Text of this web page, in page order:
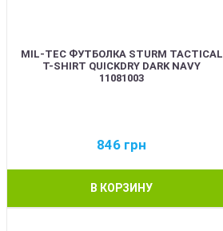
MIL-TEC ФУТБОЛКА STURM TACTICAL
T-SHIRT QUICKDRY DARK NAVY
11081003
846 грн
В КОРЗИНУ